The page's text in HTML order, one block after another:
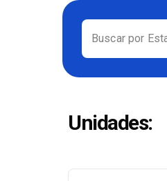
Buscar por
Unidades: